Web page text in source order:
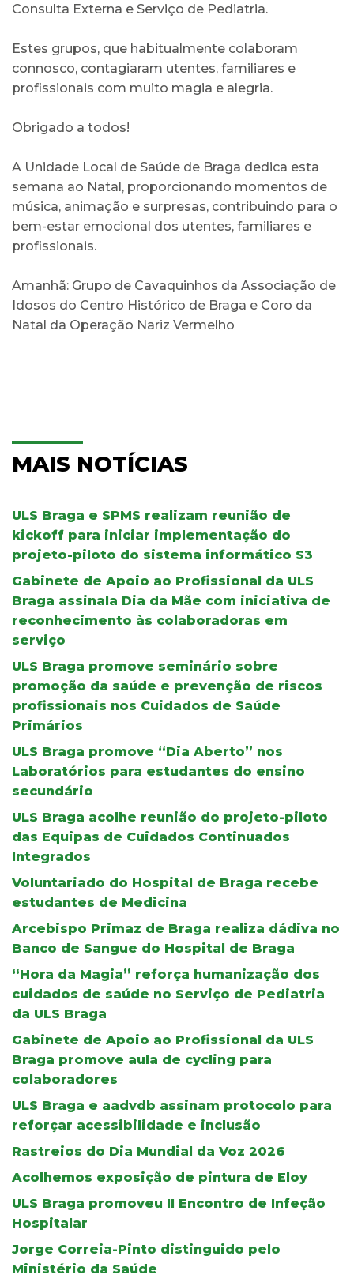
Consulta Externa e Serviço de Pediatria.
Estes grupos, que habitualmente colaboram
connosco, contagiaram utentes, familiares e
profissionais com muito magia e alegria.
Obrigado a todos!
A Unidade Local de Saúde de Braga dedica esta
semana ao Natal, proporcionando momentos de
música, animação e surpresas, contribuindo para o
bem-estar emocional dos utentes, familiares e
profissionais.
Amanhã: Grupo de Cavaquinhos da Associação de
Idosos do Centro Histórico de Braga e Coro da
Natal da Operação Nariz Vermelho
MAIS NOTÍCIAS
ULS Braga e SPMS realizam reunião de
kickoff para iniciar implementação do
projeto-piloto do sistema informático S3
Gabinete de Apoio ao Profissional da ULS
Braga assinala Dia da Mãe com iniciativa de
reconhecimento às colaboradoras em
serviço
ULS Braga promove seminário sobre
promoção da saúde e prevenção de riscos
profissionais nos Cuidados de Saúde
Primários
ULS Braga promove “Dia Aberto” nos
Laboratórios para estudantes do ensino
secundário
ULS Braga acolhe reunião do projeto-piloto
das Equipas de Cuidados Continuados
Integrados
Voluntariado do Hospital de Braga recebe
estudantes de Medicina
Arcebispo Primaz de Braga realiza dádiva no
Banco de Sangue do Hospital de Braga
“Hora da Magia” reforça humanização dos
cuidados de saúde no Serviço de Pediatria
da ULS Braga
Gabinete de Apoio ao Profissional da ULS
Braga promove aula de cycling para
colaboradores
ULS Braga e aadvdb assinam protocolo para
reforçar acessibilidade e inclusão
Rastreios do Dia Mundial da Voz 2026
Acolhemos exposição de pintura de Eloy
ULS Braga promoveu II Encontro de Infeção
Hospitalar
Jorge Correia-Pinto distinguido pelo
Ministério da Saúde